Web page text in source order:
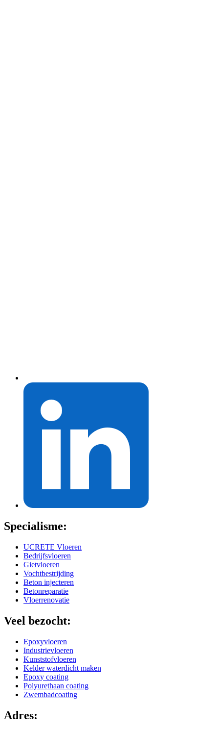
Specialisme:
UCRETE Vloeren
Bedrijfsvloeren
Gietvloeren
Vochtbestrijding
Beton injecteren
Betonreparatie
Vloerrenovatie
Veel bezocht:
Epoxyvloeren
Industrievloeren
Kunststofvloeren
Kelder waterdicht maken
Epoxy coating
Polyurethaan coating
Zwembadcoating
Adres: